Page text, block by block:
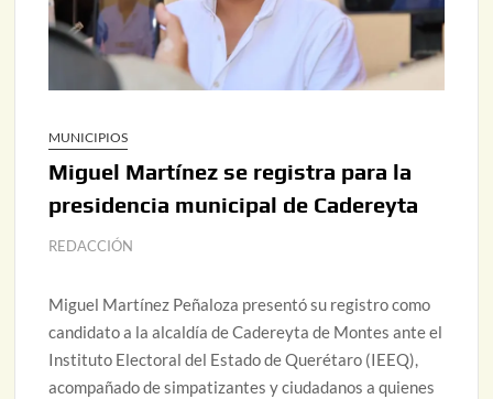
MUNICIPIOS
Miguel Martínez se registra para la
presidencia municipal de Cadereyta
REDACCIÓN
Miguel Martínez Peñaloza presentó su registro como
candidato a la alcaldía de Cadereyta de Montes ante el
Instituto Electoral del Estado de Querétaro (IEEQ),
acompañado de simpatizantes y ciudadanos a quienes